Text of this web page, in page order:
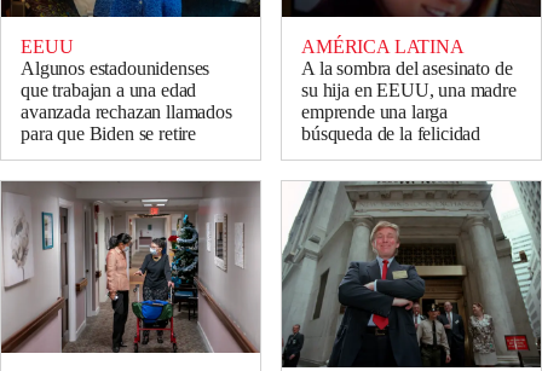
EEUU
Algunos estadounidenses
que trabajan a una edad
avanzada rechazan llamados
para que Biden se retire
AMÉRICA LATINA
A la sombra del asesinato de
su hija en EEUU, una madre
emprende una larga
búsqueda de la felicidad